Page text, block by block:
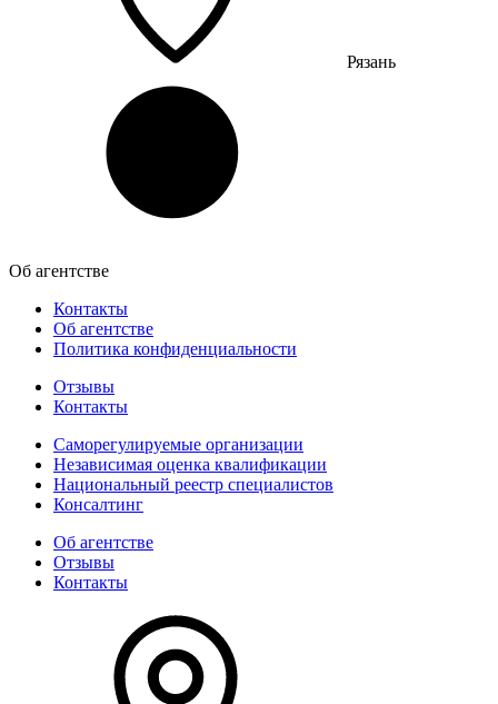
Рязань
Об агентстве
Контакты
Об агентстве
Политика конфиденциальности
Отзывы
Контакты
Саморегулируемые организации
Независимая оценка квалификации
Национальный реестр специалистов
Консалтинг
Об агентстве
Отзывы
Контакты